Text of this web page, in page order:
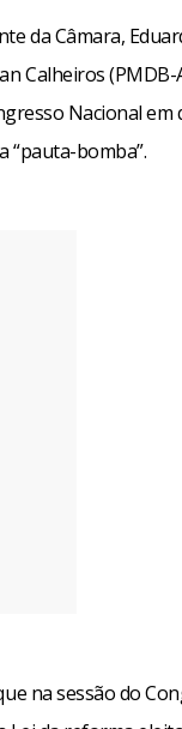
da Câmara,
Calheiros
Nacional em
“pauta-bomba”.
na sessão do